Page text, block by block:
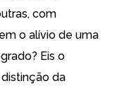
com
o alívio de uma
Eis o
da